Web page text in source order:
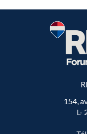
154,
L-